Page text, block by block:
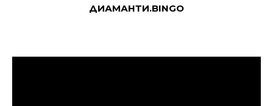
ДИАМАНТИ.BINGO